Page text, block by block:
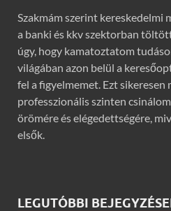
Szakmám szerint kereskedelmi
a banki és kkv szektorban
úgy, hogy kamatoztatom
világában azon belül a
fel a figyelmemet. Ezt sikeresen
professzionális szinten
örömére és elégedettségére,
elsők.
LEGUTÓBBI